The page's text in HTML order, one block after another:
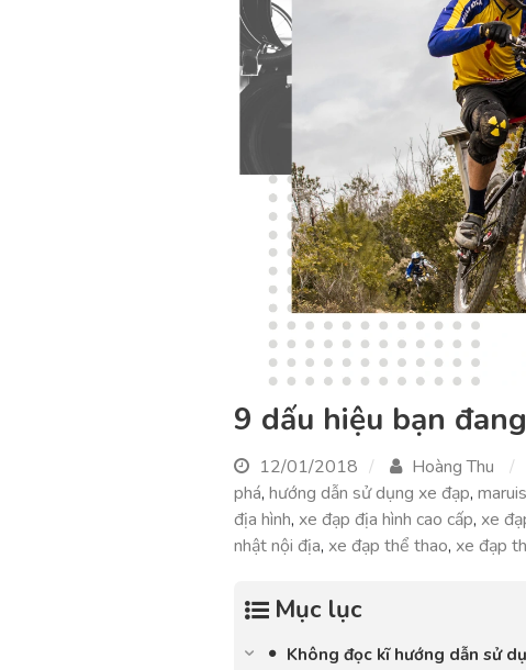
9 dấu hiệu bạn
12/01/2018 Hoàng Thu
phá, hướng dẫn sử dụng xe đạp,
địa hình, xe đạp địa hình cao cấp, xe
nhật nội địa, xe đạp thể thao, xe đạp
Mục lục
Không đọc kĩ hướng dẫn sử